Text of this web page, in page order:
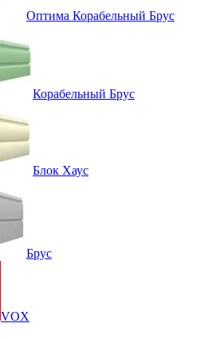
Оптима Корабельный Брус
Корабельный Брус
Блок Хаус
Брус
VOX